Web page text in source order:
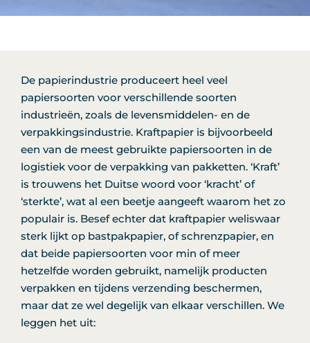
De papierindustrie produceert heel veel
papiersoorten voor verschillende soorten
industrieën, zoals de levensmiddelen- en de
verpakkingsindustrie. Kraftpapier is bijvoorbeeld
een van de meest gebruikte papiersoorten in de
logistiek voor de verpakking van pakketten. ‘Kraft’
is trouwens het Duitse woord voor ‘kracht’ of
‘sterkte’, wat al een beetje aangeeft waarom het zo
populair is. Besef echter dat kraftpapier weliswaar
sterk lijkt op bastpakpapier, of schrenzpapier, en
dat beide papiersoorten voor min of meer
hetzelfde worden gebruikt, namelijk producten
verpakken en tijdens verzending beschermen,
maar dat ze wel degelijk van elkaar verschillen. We
leggen het uit: